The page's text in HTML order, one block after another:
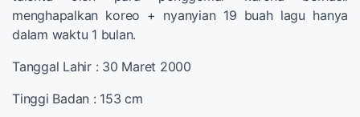
menghapalkan koreo + nyanyian 19 buah lagu hanya
dalam waktu 1 bulan.
Tanggal Lahir : 30 Maret 2000
Tinggi Badan : 153 cm